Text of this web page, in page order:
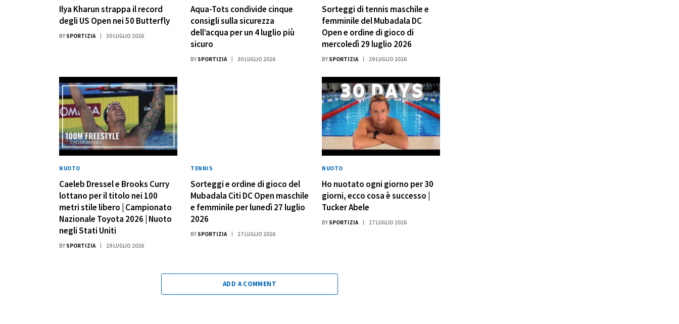
Ilya Kharun strappa il record
degli US Open nei 50 Butterfly
BY SPORTIZIA 30 LUGLIO 2026
Aqua-Tots condivide cinque
consigli sulla sicurezza
dell’acqua per un 4 luglio più
sicuro
BY SPORTIZIA 30 LUGLIO 2026
Sorteggi di tennis maschile e
femminile del Mubadala DC
Open e ordine di gioco di
mercoledì 29 luglio 2026
BY SPORTIZIA 29 LUGLIO 2026
NUOTO
Caeleb Dressel e Brooks Curry
lottano per il titolo nei 100
metri stile libero | Campionato
Nazionale Toyota 2026 | Nuoto
negli Stati Uniti
BY SPORTIZIA 29 LUGLIO 2026
TENNIS
Sorteggi e ordine di gioco del
Mubadala Citi DC Open maschile
e femminile per lunedì 27 luglio
2026
BY SPORTIZIA 27 LUGLIO 2026
NUOTO
Ho nuotato ogni giorno per 30
giorni, ecco cosa è successo |
Tucker Abele
BY SPORTIZIA 27 LUGLIO 2026
ADD A COMMENT